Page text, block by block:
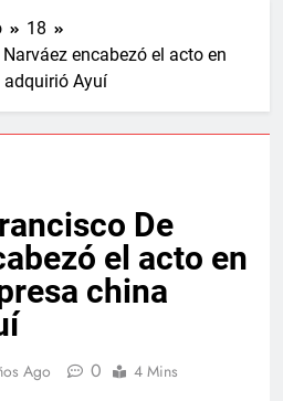
18
encabezó el acto en
adquirió Ayuí
De
el acto en
china
Ago 0 4 Mins